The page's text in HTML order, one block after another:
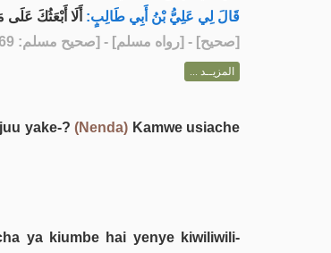
قَالَ لِي ‌عَلِيُّ بْنُ أَبِي طَالِبٍ: أَلَا أَبْعَثُكَ
[صحيح] - [رواه مسلم] - [صحيح مسلم: 969]
المزيــد ...
juu yake-?(Nenda) Kamwe usiache
ya kiumbe hai yenye kiwiliwili-